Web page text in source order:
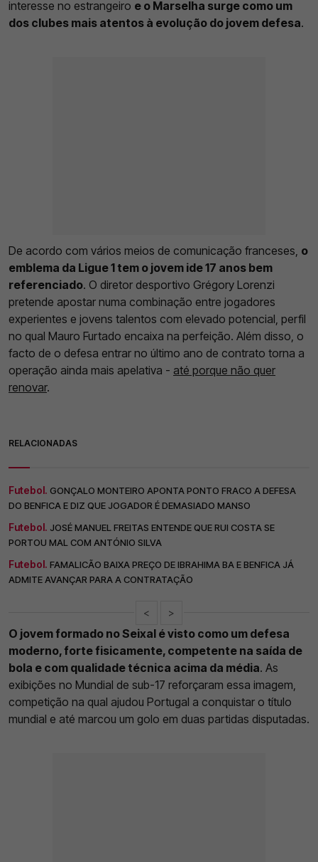
interesse no estrangeiro e o Marselha surge como um
dos clubes mais atentos à evolução do jovem defesa.
De acordo com vários meios de comunicação franceses, o
emblema da Ligue 1 tem o jovem ide 17 anos bem
referenciado. O diretor desportivo Grégory Lorenzi
pretende apostar numa combinação entre jogadores
experientes e jovens talentos com elevado potencial, perfil
no qual Mauro Furtado encaixa na perfeição. Além disso, o
facto de o defesa entrar no último ano de contrato torna a
operação ainda mais apelativa - até porque não quer
renovar.
RELACIONADAS
Futebol. GONÇALO MONTEIRO APONTA PONTO FRACO A DEFESA
DO BENFICA E DIZ QUE JOGADOR É DEMASIADO MANSO
Futebol. JOSÉ MANUEL FREITAS ENTENDE QUE RUI COSTA SE
PORTOU MAL COM ANTÓNIO SILVA
Futebol. FAMALICÃO BAIXA PREÇO DE IBRAHIMA BA E BENFICA JÁ
ADMITE AVANÇAR PARA A CONTRATAÇÃO
< >
O jovem formado no Seixal é visto como um defesa
moderno, forte fisicamente, competente na saída de
bola e com qualidade técnica acima da média. As
exibições no Mundial de sub-17 reforçaram essa imagem,
competição na qual ajudou Portugal a conquistar o título
mundial e até marcou um golo em duas partidas disputadas.